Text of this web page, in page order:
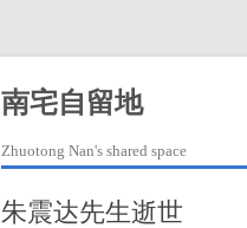
content
南宅自留地
Zhuotong Nan's shared space
朱震达先生逝世